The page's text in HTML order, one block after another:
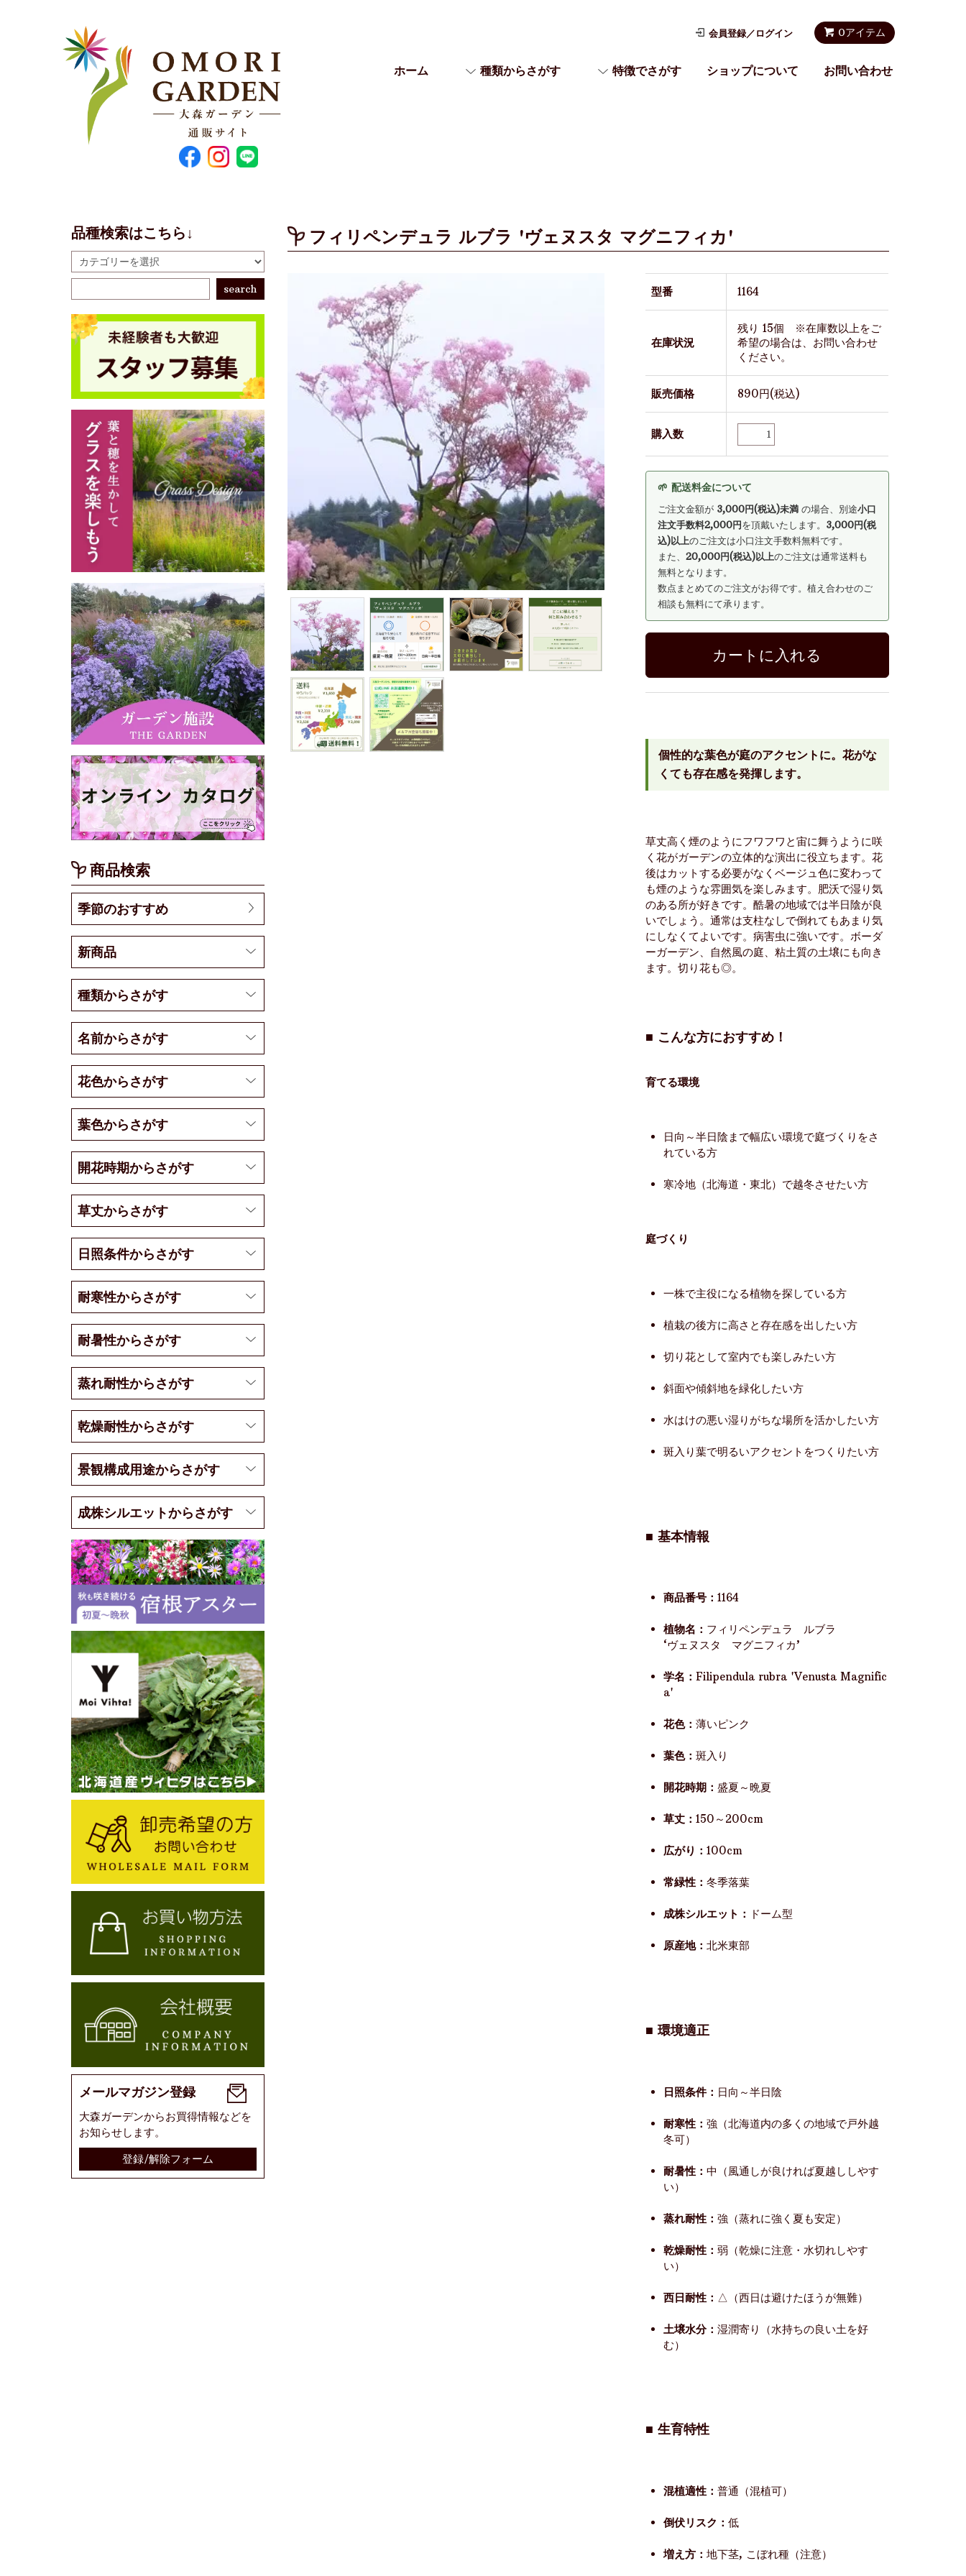
0アイテム
会員登録／ログイン
ホーム 種類からさがす 特徴でさがす ショップについて お問い合わせ
フィリペンデュラ ルブラ 'ヴェヌスタ マグニフィカ'
型番 1164
在庫状況
残り 15個 ※在庫数以上をご
希望の場合は、お問い合わせ
ください。
販売価格 890円(税込)
購入数
🌱 配送料金について
ご注文金額が 3,000円(税込)未満の場合、別途小口
注文手数料2,000円を頂戴いたします。 3,000円(税
込)以上のご注文は小口注文手数料無料です。
また、 20,000円(税込)以上のご注文は通常送料も
無料となります。
数点まとめてのご注文がお得です。植え合わせのご
相談も無料にて承ります。
個性的な葉色が庭のアクセントに。花がな
くても存在感を発揮します。
草丈高く煙のようにフワフワと宙に舞うように咲
く花がガーデンの立体的な演出に役立ちます。花
後はカットする必要がなくベージュ色に変わって
も煙のような雰囲気を楽しみます。肥沃で湿り気
のある所が好きです。酷暑の地域では半日陰が良
いでしょう。通常は支柱なしで倒れてもあまり気
にしなくてよいです。病害虫に強いです。ボーダ
ーガーデン、自然風の庭、粘土質の土壌にも向き
ます。切り花も◎。
■ こんな方におすすめ！
育てる環境
日向～半日陰まで幅広い環境で庭づくりをさ
れている方
寒冷地（北海道・東北）で越冬させたい方
庭づくり
一株で主役になる植物を探している方
植栽の後方に高さと存在感を出したい方
切り花として室内でも楽しみたい方
斜面や傾斜地を緑化したい方
水はけの悪い湿りがちな場所を活かしたい方
斑入り葉で明るいアクセントをつくりたい方
■ 基本情報
商品番号： 1164
植物名： フィリペンデュラ ルブラ
‘ヴェヌスタ マグニフィカ’
学名： Filipendula rubra 'Venusta Magnific
a'
花色： 薄いピンク
葉色： 斑入り
開花時期： 盛夏～晩夏
草丈： 150～200cm
広がり： 100cm
常緑性： 冬季落葉
成株シルエット： ドーム型
原産地： 北米東部
■ 環境適正
日照条件： 日向～半日陰
耐寒性： 強（北海道内の多くの地域で戸外越
冬可）
耐暑性： 中（風通しが良ければ夏越ししやす
い）
蒸れ耐性： 強（蒸れに強く夏も安定）
乾燥耐性： 弱（乾燥に注意・水切れしやす
い）
西日耐性： △（西日は避けたほうが無難）
土壌水分： 湿潤寄り（水持ちの良い土を好
む）
■ 生育特性
混植適性： 普通（混植可）
倒伏リスク： 低
増え方： 地下茎, こぼれ種（注意）
品種検索はこちら↓
商品検索
季節のおすすめ
新商品
種類からさがす
名前からさがす
花色からさがす
葉色からさがす
開花時期からさがす
草丈からさがす
日照条件からさがす
耐寒性からさがす
耐暑性からさがす
蒸れ耐性からさがす
乾燥耐性からさがす
景観構成用途からさがす
成株シルエットからさがす
メールマガジン登録
大森ガーデンからお買得情報などを
お知らせします。
登録/解除フォーム